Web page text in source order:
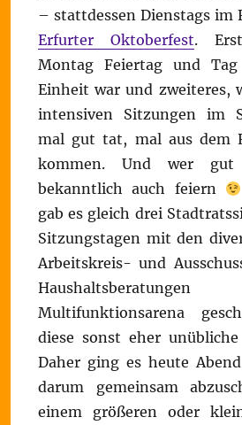
– stattdessen Dienstags im
Erfurter Oktoberfest.
Montag Feiertag und Tag
Einheit war und zweiteres,
intensiven Sitzungen im
mal gut tat, mal aus dem
kommen. Und wer
bekanntlich auch feiern
gab es gleich drei
Sitzungstagen mit den
Arbeitskreis- und
Multifunktionsarena
diese sonst eher
Daher ging es heute
darum gemeinsam
einem größeren oder